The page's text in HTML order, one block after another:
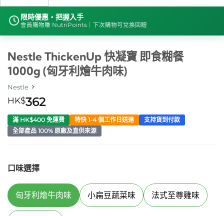
限時優惠・把握入手
會員購物賺 NutriPoints｜下次購物可兌換回贈
Nestle ThickenUp 快凝寶 即食糊餐
1000g (匈牙利燴牛肉味)
Nestle
HK$362
滿 HK$400 免運費 特快 1-4 個工作日送達
支持貨到付款
全部產品 100% 原廠及直供來源
口味選擇
匈牙利燴牛肉味 小扁豆蔬菜味 法式至尊雞味